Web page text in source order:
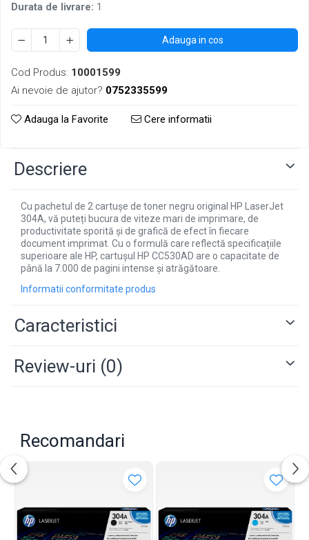
Durata de livrare: 1
Adauga in cos
Cod Produs: 10001599
Ai nevoie de ajutor? 0752335599
Adauga la Favorite Cere informatii
Descriere
Cu pachetul de 2 cartușe de toner negru original HP LaserJet
304A, vă puteți bucura de viteze mari de imprimare, de
productivitate sporită și de grafică de efect în fiecare
document imprimat. Cu o formulă care reflectă specificațiile
superioare ale HP, cartușul HP CC530AD are o capacitate de
până la 7.000 de pagini intense și atrăgătoare.
Informatii conformitate produs
Caracteristici
Review-uri (0)
Recomandari